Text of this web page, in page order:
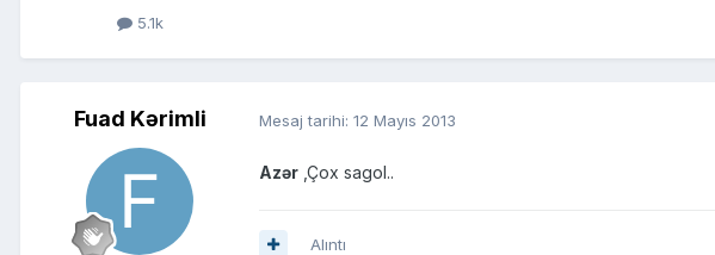
5.1k
Fuad Kərimli Mesaj tarihi: 12 Mayıs 2013
Azər ,Çox sagol..
Alıntı